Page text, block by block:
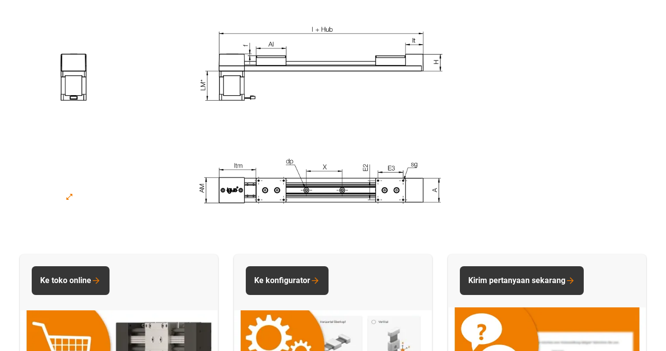
Ke toko online Ke konfigurator Kirim pertanyaan sekarang